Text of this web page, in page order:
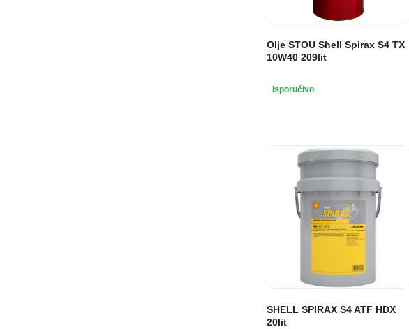
Olje STOU Shell Spirax S4 TX
10W40 209lit
Isporučivo
SHELL SPIRAX S4 ATF HDX
20lit